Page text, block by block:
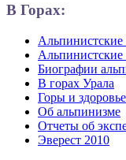
В Горах:
Биографии
В горах Урала
Горы и здоровье
Об альпинизме
Отчеты об
Эверест 2010